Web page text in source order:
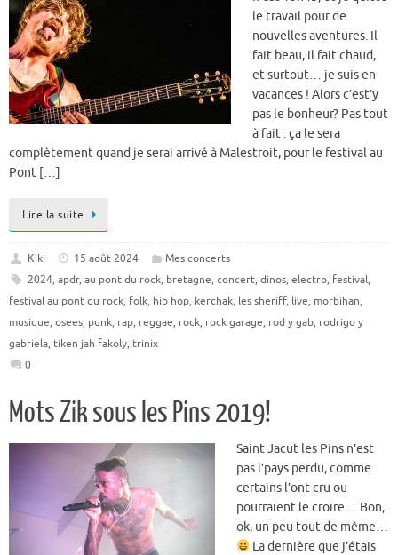
le travail pour de
nouvelles aventures. Il
fait beau, il fait chaud,
et surtout… je suis en
vacances ! Alors c’est’y
pas le bonheur? Pas tout
à fait : ça le sera
complètement quand je serai arrivé à Malestroit, pour le festival au
Pont […]
Lire la suite
Kiki 15 août 2024
Mes concerts
2024, apdr, au pont du rock, bretagne, concert, dinos, electro, festival,
festival au pont du rock, folk, hip hop, kerchak, les sheriff, live, morbihan,
musique, osees, punk, rap, reggae, rock, rock garage, rod y gab, rodrigo y
gabriela, tiken jah fakoly, trinix
0
Mots Zik sous les Pins 2019!
Saint Jacut les Pins n’est
pas l’pays perdu, comme
certains l’ont cru ou
pourraient le croire… Bon,
ok, un peu tout de même…
La dernière que j’étais